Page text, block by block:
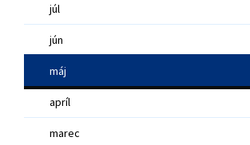
júl
jún
máj
apríl
marec